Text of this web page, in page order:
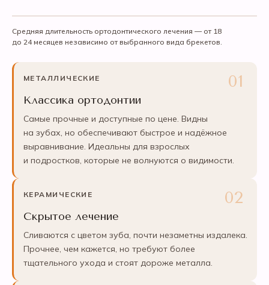
Средняя длительность ортодонтического лечения — от 18
до 24 месяцев независимо от выбранного вида брекетов.
МЕТАЛЛИЧЕСКИЕ
Классика ортодонтии
Самые прочные и доступные по цене. Видны
на зубах, но обеспечивают быстрое и надёжное
выравнивание. Идеальны для взрослых
и подростков, которые не волнуются о видимости.
КЕРАМИЧЕСКИЕ
Скрытое лечение
Сливаются с цветом зуба, почти незаметны издалека.
Прочнее, чем кажется, но требуют более
тщательного ухода и стоят дороже металла.